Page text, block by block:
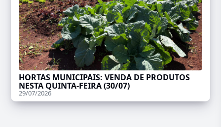
HORTAS MUNICIPAIS: VENDA DE PRODUTOS
NESTA QUINTA-FEIRA (30/07)
29/07/2026